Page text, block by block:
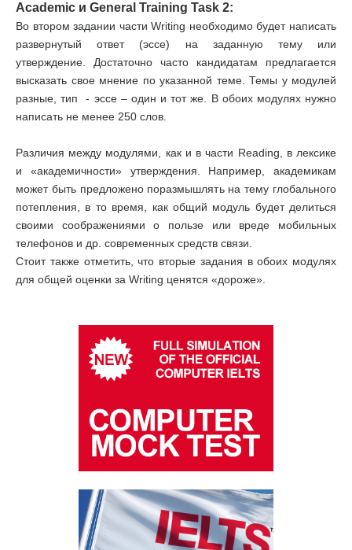
Academic и General Training Task 2:
Во втором задании части Writing необходимо будет написать
развернутый ответ (эссе) на заданную тему или
утверждение. Достаточно часто кандидатам предлагается
высказать свое мнение по указанной теме. Темы у модулей
разные, тип - эссе – один и тот же. В обоих модулях нужно
написать не менее 250 слов.
Различия между модулями, как и в части Reading, в лексике
и «академичности» утверждения. Например, академикам
может быть предложено поразмышлять на тему глобального
потепления, в то время, как общий модуль будет делиться
своими соображениями о пользе или вреде мобильных
телефонов и др. современных средств связи.
Стоит также отметить, что вторые задания в обоих модулях
для общей оценки за Writing ценятся «дороже».